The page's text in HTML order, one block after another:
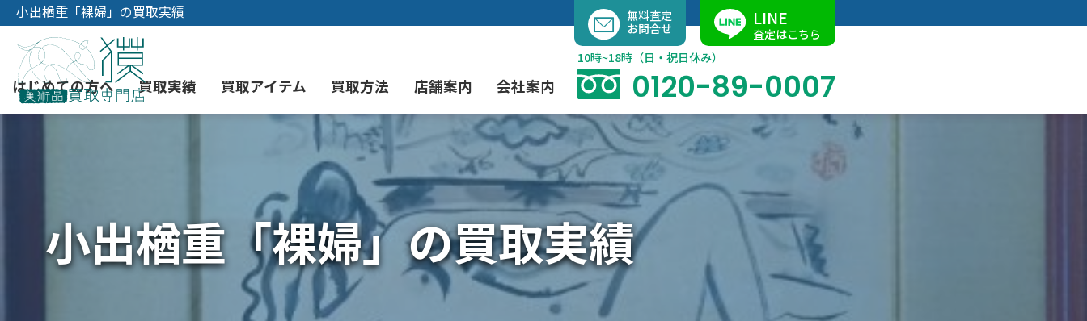
容
キ
ッ
プ
小出楢重「裸婦」の買取実績
はじめての方へ
よくあるご質問 ブログ
YOUTUBE instagram Facebook
買取実績 買取アイテム
現代アート買取 掛軸買取
骨董品買取 茶道具買取 陶磁器・陶器買取
彫刻・ブロンズ買取 美術品・古美術品買取
買取方法
出張買取（無料） 店舗での買取
宅配・郵送買取 業者間オークション出品代行 催事買取
店舗案内
大阪店 名古屋店
会社案内
当社の特徴 求人情報
消費者志向自主宣言
無料査定
お問合せ
LINE
査定はこちら
10時~18時（日・祝日休み）
0120-89-0007
小出楢重「裸婦」の買取実績